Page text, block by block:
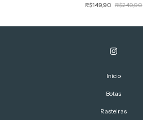
R$149,90 R$249,90
Início
Botas
Rasteiras